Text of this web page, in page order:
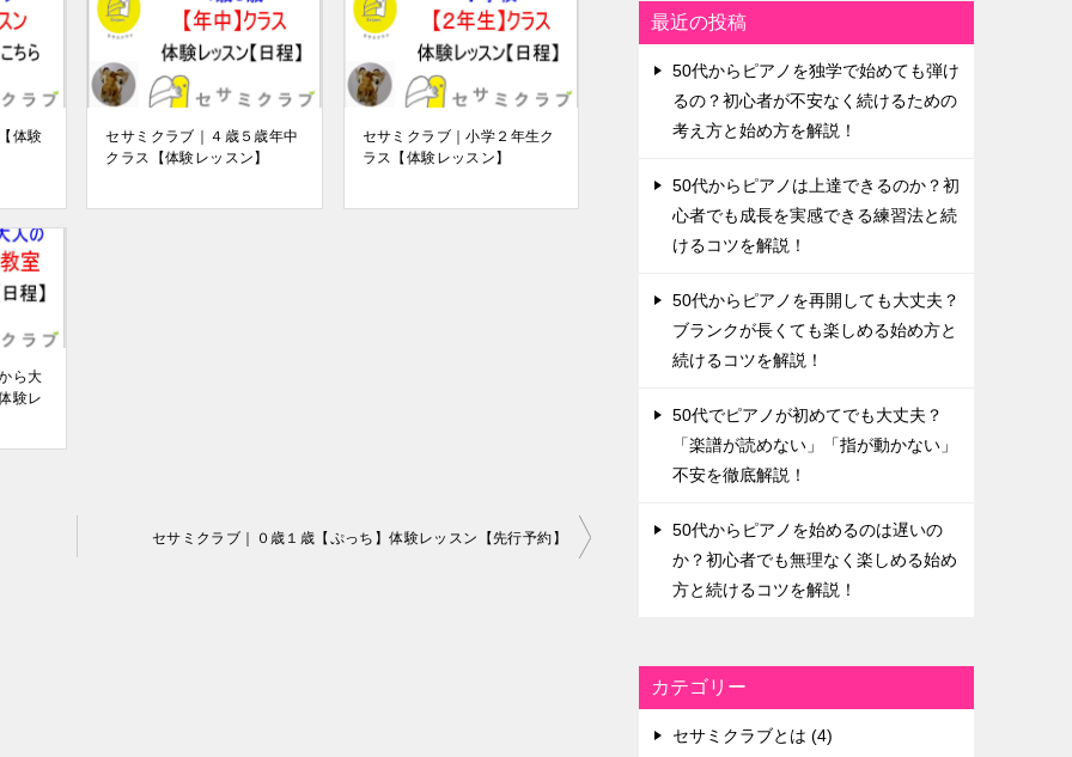
体験
セサミクラブ｜４歳５歳年中
クラス【体験レッスン】
セサミクラブ｜小学２年生ク
ラス【体験レッスン】
ら大
験レ
セサミクラブ｜０歳１歳【ぷっち】体験レッスン【先行予約】
最近の投稿
50代からピアノを独学で始めても弾け
るの？初心者が不安なく続けるための
考え方と始め方を解説！
50代からピアノは上達できるのか？初
心者でも成長を実感できる練習法と続
けるコツを解説！
50代からピアノを再開しても大丈夫？
ブランクが長くても楽しめる始め方と
続けるコツを解説！
50代でピアノが初めてでも大丈夫？
「楽譜が読めない」「指が動かない」
不安を徹底解説！
50代からピアノを始めるのは遅いの
か？初心者でも無理なく楽しめる始め
方と続けるコツを解説！
カテゴリー
セサミクラブとは (4)